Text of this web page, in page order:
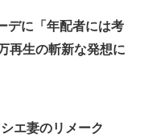
デに「年配者には考
再生の斬新な発想に
エ妻のリメーク